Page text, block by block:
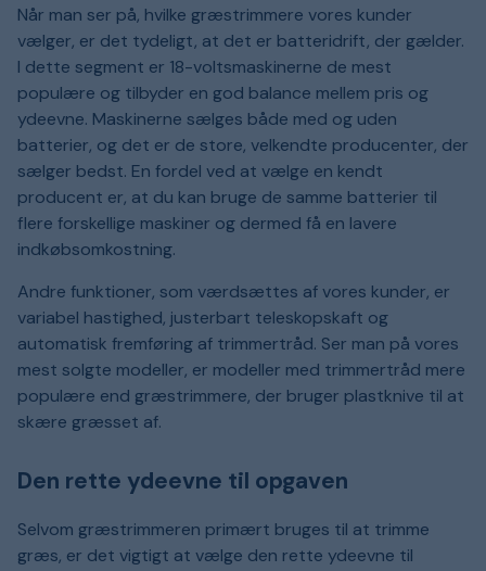
Når man ser på, hvilke græstrimmere vores kunder
vælger, er det tydeligt, at det er batteridrift, der gælder.
I dette segment er 18-voltsmaskinerne de mest
populære og tilbyder en god balance mellem pris og
ydeevne. Maskinerne sælges både med og uden
batterier, og det er de store, velkendte producenter, der
sælger bedst. En fordel ved at vælge en kendt
producent er, at du kan bruge de samme batterier til
flere forskellige maskiner og dermed få en lavere
indkøbsomkostning.
Andre funktioner, som værdsættes af vores kunder, er
variabel hastighed, justerbart teleskopskaft og
automatisk fremføring af trimmertråd. Ser man på vores
mest solgte modeller, er modeller med trimmertråd mere
populære end græstrimmere, der bruger plastknive til at
skære græsset af.
Den rette ydeevne til opgaven
Selvom græstrimmeren primært bruges til at trimme
græs, er det vigtigt at vælge den rette ydeevne til